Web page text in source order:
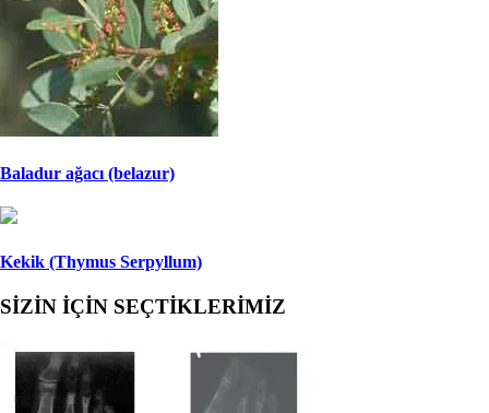
Baladur ağacı (belazur)
Kekik (Thymus Serpyllum)
SİZİN İÇİN SEÇTİKLERİMİZ